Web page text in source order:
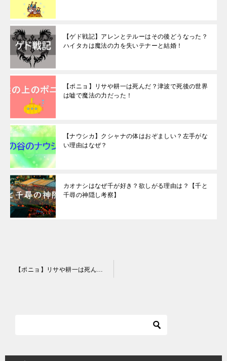
【ゲド戦記】アレンとテルーはその後どうなった？
ハイタカは魔法の力を失いテナーと結婚！
【ポニョ】リサや耕一は死んだ？津波で死後の世界
は嘘で魔法の力だった！
【ナウシカ】クシャナの体はおぞましい？左手がな
い理由はなぜ？
カオナシはなぜ千が好き？欲しがる理由は？【千と
千尋の神隠し考察】